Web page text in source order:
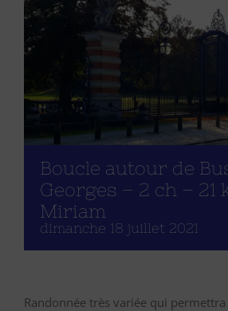
Boucle autour de
Georges – 2 ch – 21
Miriam
dimanche 18 juillet 2021
Randonnée très variée qui